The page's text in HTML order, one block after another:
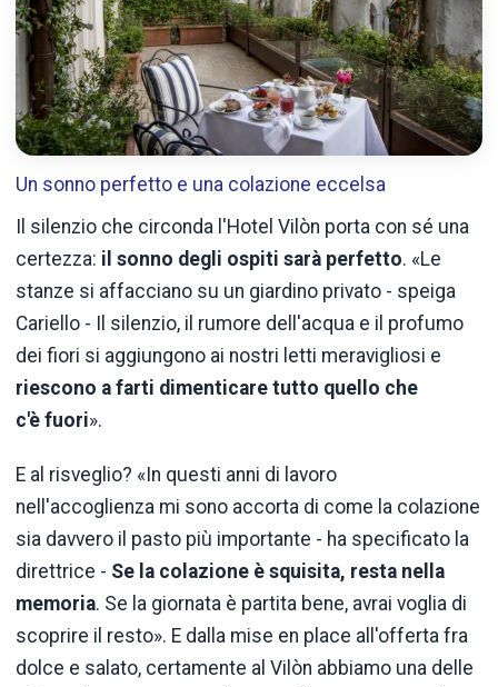
Un sonno perfetto e una colazione eccelsa
Il silenzio che circonda l'Hotel Vilòn porta con sé una
certezza: il sonno degli ospiti sarà perfetto. «Le
stanze si affacciano su un giardino privato - speiga
Cariello - Il silenzio, il rumore dell'acqua e il profumo
dei fiori si aggiungono ai nostri letti meravigliosi e
riescono a farti dimenticare tutto quello che
c'è fuori».
E al risveglio? «In questi anni di lavoro
nell'accoglienza mi sono accorta di come la colazione
sia davvero il pasto più importante - ha specificato la
direttrice - Se la colazione è squisita, resta nella
memoria. Se la giornata è partita bene, avrai voglia di
scoprire il resto». E dalla mise en place all'offerta fra
dolce e salato, certamente al Vilòn abbiamo una delle